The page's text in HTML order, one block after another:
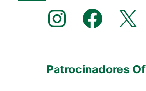
Instagram Facebook X
Patrocinadores